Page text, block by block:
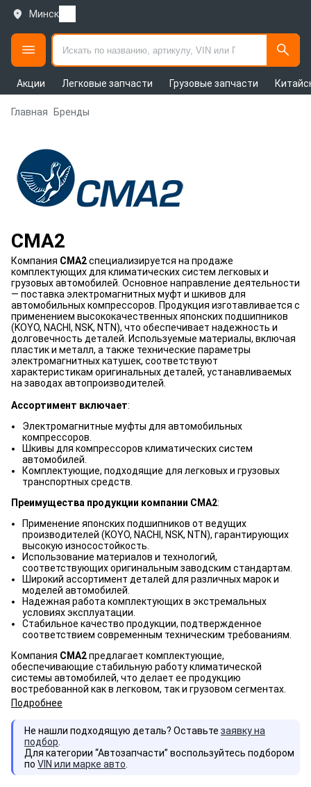
Минск
Акции Легковые запчасти Грузовые запчасти
Главная Бренды
CMA2
Компания CMA2специализируется на продаже
комплектующих для климатических систем легковых и
грузовых автомобилей. Основное направление деятельности
— поставка электромагнитных муфт и шкивов для
автомобильных компрессоров. Продукция изготавливается с
применением высококачественных японских подшипников
(KOYO, NACHI, NSK, NTN), что обеспечивает надежность и
долговечность деталей. Используемые материалы, включая
пластик и металл, а также технические параметры
электромагнитных катушек, соответствуют
характеристикам оригинальных деталей, устанавливаемых
на заводах автопроизводителей.
Ассортимент включает:
Электромагнитные муфты для автомобильных
компрессоров.
Шкивы для компрессоров климатических систем
автомобилей.
Комплектующие, подходящие для легковых и грузовых
транспортных средств.
Преимущества продукции компании CMA2:
Применение японских подшипников от ведущих
производителей (KOYO, NACHI, NSK, NTN), гарантирующих
высокую износостойкость.
Использование материалов и технологий,
соответствующих оригинальным заводским стандартам.
Широкий ассортимент деталей для различных марок и
моделей автомобилей.
Надежная работа комплектующих в экстремальных
условиях эксплуатации.
Стабильное качество продукции, подтвержденное
соответствием современным техническим требованиям.
Компания CMA2предлагает комплектующие,
обеспечивающие стабильную работу климатической
системы автомобилей, что делает ее продукцию
востребованной как в легковом, так и грузовом сегментах.
Подробнее
Не нашли подходящую деталь? Оставьте заявку на
подбор
Для категории “Автозапчасти” воспользуйтесь подбором
по VIN или марке авто